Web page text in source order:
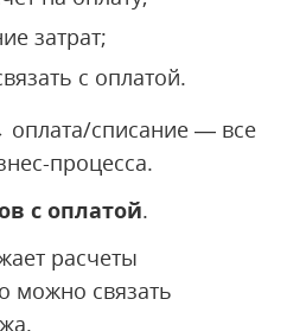
затрат;
с оплатой.
списание — все
процесса.
с оплатой.
расчеты
можно связать